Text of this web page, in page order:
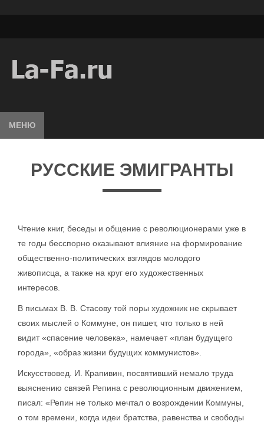
МЕНЮ
РУССКИЕ ЭМИГРАНТЫ
Чтение книг, беседы и общение с революционерами уже в
те годы бесспорно оказывают влияние на формирование
общественно-политических взглядов молодого
живописца, а также на круг его художественных
интересов.
В письмах В. В. Стасову той поры художник не скрывает
своих мыслей о Коммуне, он пишет, что только в ней
видит «спасение человека», намечает «план будущего
города», «образ жизни будущих коммунистов».
Искусствовед. И. Крапивин, посвятивший немало труда
выяснению связей Репина с революционным движением,
писал: «Репин не только мечтал о возрождении Коммуны,
о том времени, когда идеи братства, равенства и свободы